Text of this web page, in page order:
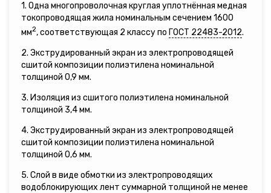
1. Одна многопроволочная круглая уплотнённая медная
токопроводящая жила номинальным сечением 1600
мм2, соответствующая 2 классу по ГОСТ 22483-2012.
2. Экструдированный экран из электропроводящей
сшитой композиции полиэтилена номинальной
толщиной 0,9 мм.
3. Изоляция из сшитого полиэтилена номинальной
толщиной 3,4 мм.
4. Экструдированный экран из электропроводящей
сшитой композиции полиэтилена номинальной
толщиной 0,6 мм.
5. Слой в виде обмотки из электропроводящих
водоблокирующих лент суммарной толщиной не менее